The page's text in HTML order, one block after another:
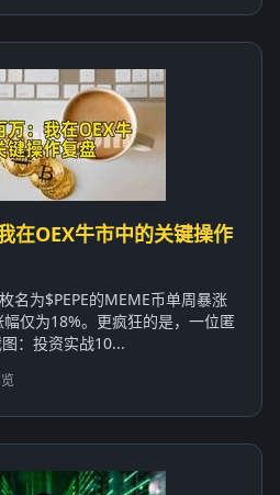
在OEX牛市中的关键操作
名为$PEPE的MEME币单周暴涨
仅为18%。更疯狂的是，一位匿
：投资实战10...